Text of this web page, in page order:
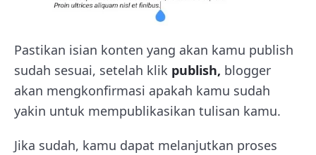
Pastikan isian konten yang akan kamu publish
sudah sesuai, setelah klik publish, blogger
akan mengkonfirmasi apakah kamu sudah
yakin untuk mempublikasikan tulisan kamu.
Jika sudah, kamu dapat melanjutkan proses